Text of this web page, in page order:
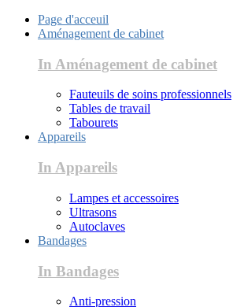
Page d'acceuil
Aménagement de cabinet
In Aménagement de cabinet
Fauteuils de soins professionnels
Tables de travail
Tabourets
Appareils
In Appareils
Lampes et accessoires
Ultrasons
Autoclaves
Bandages
In Bandages
Anti-pression